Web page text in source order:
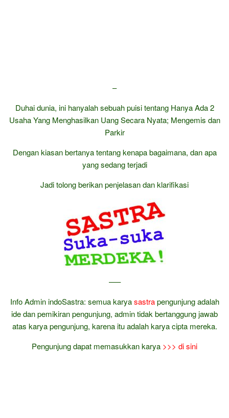
–
Duhai dunia, ini hanyalah sebuah puisi tentang Hanya Ada 2
Usaha Yang Menghasilkan Uang Secara Nyata; Mengemis dan
Parkir
Dengan kiasan bertanya tentang kenapa bagaimana, dan apa
yang sedang terjadi
Jadi tolong berikan penjelasan dan klarifikasi
—–
Info Admin indoSastra: semua karyasastrapengunjung adalah
ide dan pemikiran pengunjung, admin tidak bertanggung jawab
atas karya pengunjung, karena itu adalah karya cipta mereka.
Pengunjung dapat memasukkan karya >>> di sini